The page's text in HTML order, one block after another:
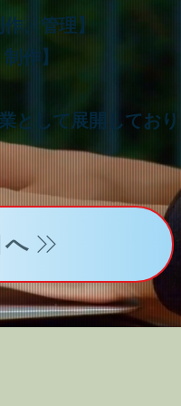
、管理】
作】
として展開してお